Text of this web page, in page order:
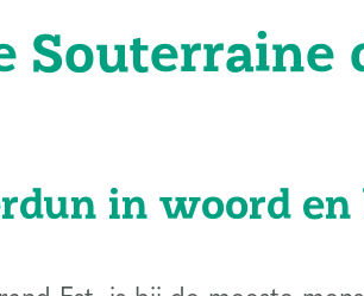
Souterraine
in woord en